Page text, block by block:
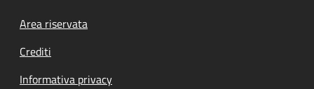
Footer menu
Area riservata
Crediti
Informativa privacy